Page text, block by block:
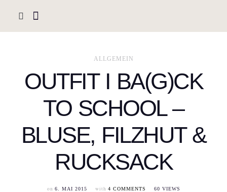
ALLGEMEIN
OUTFIT I BA(G)CK
TO SCHOOL –
BLUSE, FILZHUT &
RUCKSACK
on 6. MAI 2015 with 4 COMMENTS 60 VIEWS